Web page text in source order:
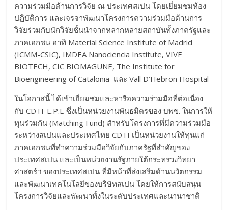
ความร่วมมือด้านการวิจัย ณ ประเทศสเปน โดยเยี่ยมชมห้อง
ปฏิบัติการ และเจรจาพัฒนาโครงการความร่วมมือด้านการ
วิจัยร่วมกับนักวิจัยชั้นนำจากหลากหลายสถาบันทั้งภาครัฐและ
ภาคเอกชน อาทิ Material Science Institute of Madrid
(ICMM-CSIC), IMDEA Nanociencia Institute, VIVE
BIOTECH, CIC BIOMAGUNE, The Institute for
Bioengineering of Catalonia และ Vall D’Hebron Hospital
ในโอกาสนี้ ได้เข้าเยี่ยมชมและหารือความร่วมมือที่ต่อเนื่อง
กับ CDTI-E.P.E ซึ่งเป็นหน่วยงานพันธมิตรของ บพข. ในการให้
ทุนร่วมกัน (Matching Fund) สำหรับโครงการที่มีความร่วมมือ
ระหว่างสเปนและประเทศไทย CDTI เป็นหน่วยงานให้ทุนแก่
ภาคเอกชนที่ทำความร่วมมือวิจัยกับภาครัฐที่สำคัญของ
ประเทศสเปน และเป็นหน่วยงานรัฐภายใต้กระทรวงวิทยา
ศาสตร์ฯ ของประเทศสเปน ที่มีหน้าที่ส่งเสริมด้านนวัตกรรม
และพัฒนาเทคโนโลยีของบริษัทสเปน โดยให้การสนับสนุน
โครงการวิจัยและพัฒนาทั้งในระดับประเทศและนานาชาติ